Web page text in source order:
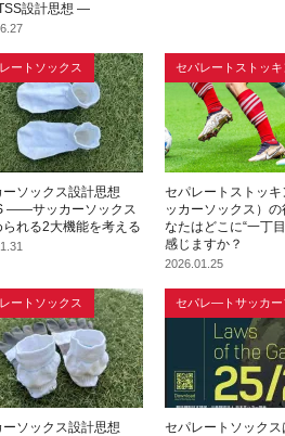
設計思想 ―
ーソックス設計思想
――サッカーソックス
られる2大機能を考える
ートソックス
セパレートストッキ
ッカーソックス）の
なたはどこに“一丁
感じますか？
2026.01.25
セパレートストッキ
ーソックス設計思想
ートソックス
セパレートソックス
セパレ―トサッカー